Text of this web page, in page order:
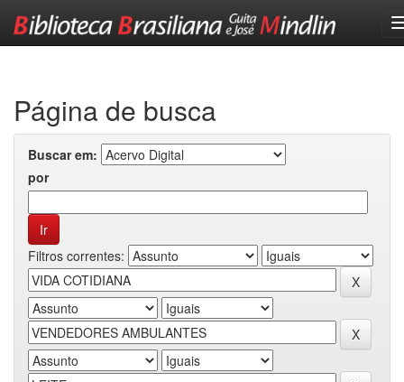
Página de busca
Buscar em:
por
Filtros correntes: